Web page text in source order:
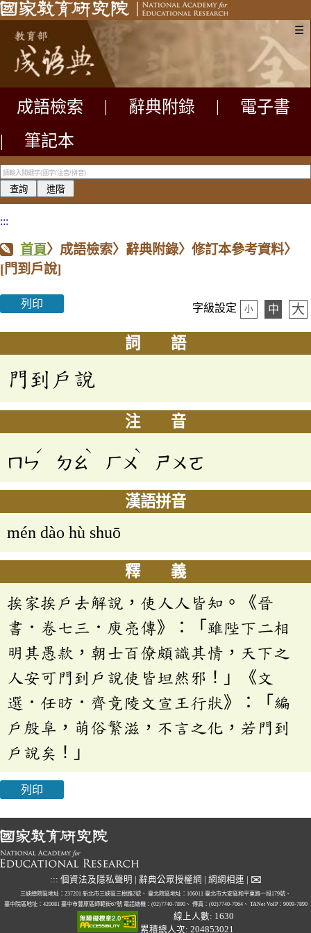
☰
成語檢索 辭典附錄
電子書
|
筆記本
:::
首頁〉成語檢索〉辭典附錄〉修訂本參考資料〉
[門到戶說]
列印 字級設定 小 中 大
詞 語
門到戶說
注 音
ㄇㄣ
ˊ
ㄉㄠ
ˋ
ㄏㄨ
ˋ
ㄕㄨㄛ
漢語拼音
mén dào hù shuō
釋 義
挨家挨戶去解說，使人人皆知。《晉
書．卷七三．庾亮傳》：「雖陛下二相
明其愚款，朝士百僚頗識其情，天下之
人安可門到戶說使皆坦然邪！」《文
選．任昉．齊竟陵文宣王行狀》：「編
戶殷阜，萌俗繁滋，不言之化，若門到
戶說矣！」
列印
::: 個資法及隱私聲明 辭典公眾授權網 網網相連 ✉
三峽總院區地址：237201 新北市三峽區三樹路2號、 臺北院區地址：106011 臺北市大安區和平東路一段179號、
臺中院區地址：420081 臺中市豐原區師範街67號 電話總機：(02)7740-7890、 傳真：(02)7740-7064、 TANet VoIP：9009-7890
線上人數: 1630
累積總人次: 204853021